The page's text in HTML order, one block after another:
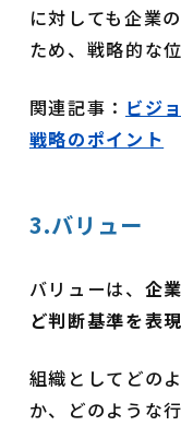
に対しても企業
ため、戦略的な
関連記事： ビジ
戦略のポイント
3.バリュー
バリューは、 企
ど判断基準を表
組織としてどの
か、どのような